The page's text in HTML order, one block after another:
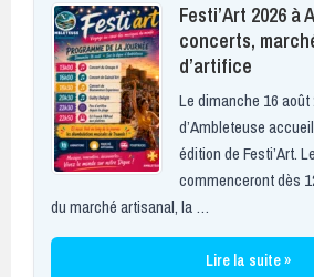
Festi’Art 2026 à
concerts,
d’artifice
Le dimanche 16
d’Ambleteuse
édition de Festi’Art.
commenceront dès
du marché artisanal, la …
Lire la suite »